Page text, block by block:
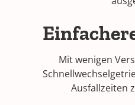
Mit wenigen
Ausfallzeiten